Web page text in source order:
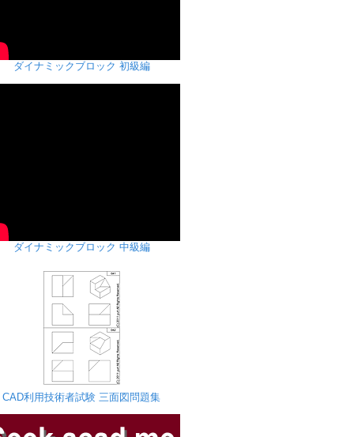
ダイナミックブロック 初級編
ダイナミックブロック 中級編
CAD利用技術者試験 三面図問題集